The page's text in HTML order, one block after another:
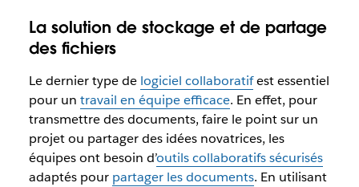
La solution de stockage et de partage
des fichiers
Le dernier type de logiciel collaboratifest essentiel
pour un travail en équipe efficace. En effet, pour
transmettre des documents, faire le point sur un
projet ou partager des idées novatrices, les
équipes ont besoin d’outils collaboratifs sécurisés
adaptés pour partager les documents. En utilisant